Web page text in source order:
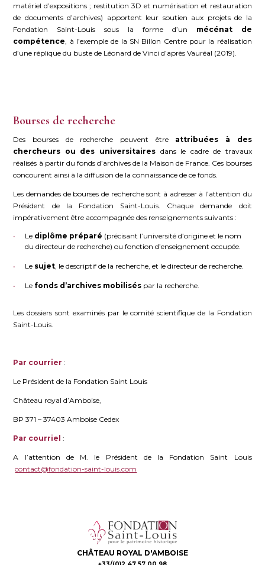
matériel d’expositions ; restitution 3D et numérisation et restauration
de documents d’archives) apportent leur soutien aux projets de la
Fondation Saint-Louis sous la forme d’un mécénat de
compétence , à l’exemple de la SN Billon Centre pour la réalisation
d’une réplique du buste de Léonard de Vinci d’après Vauréal (2019).
Bourses de recherche
Des bourses de recherche peuvent être attribuées à des
chercheurs ou des universitairesdans le cadre de travaux
réalisés à partir du fonds d’archives de la Maison de France. Ces bourses
concourent ainsi à la diffusion de la connaissance de ce fonds.
Les demandes de bourses de recherche sont à adresser à l’attention du
Président de la Fondation Saint-Louis. Chaque demande doit
impérativement être accompagnée des renseignements suivants :
Le diplôme préparé (précisant l’université d’origine et le nom
du directeur de recherche) ou fonction d’enseignement occupée.
Le sujet , le descriptif de la recherche, et le directeur de recherche.
Le fonds d’archives mobilisés par la recherche.
Les dossiers sont examinés par le comité scientifique de la Fondation
Saint-Louis.
Par courrier :
Le Président de la Fondation Saint Louis
Château royal d’Amboise,
BP 371 – 37403 Amboise Cedex
Par courriel :
A l’attention de M. le Président de la Fondation Saint Louis
contact@fondation-saint-louis.com
CHÂTEAU ROYAL D'AMBOISE